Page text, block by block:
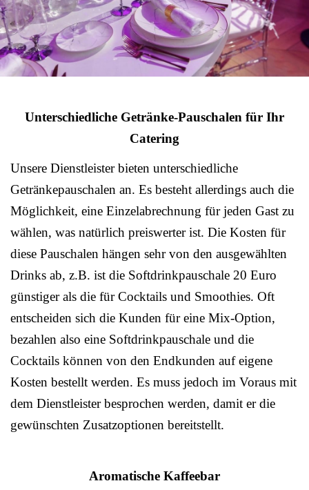
Unterschiedliche Getränke-Pauschalen für Ihr
Catering
Unsere Dienstleister bieten unterschiedliche
Getränkepauschalen an. Es besteht allerdings auch die
Möglichkeit, eine Einzelabrechnung für jeden Gast zu
wählen, was natürlich preiswerter ist. Die Kosten für
diese Pauschalen hängen sehr von den ausgewählten
Drinks ab, z.B. ist die Softdrinkpauschale 20 Euro
günstiger als die für Cocktails und Smoothies. Oft
entscheiden sich die Kunden für eine Mix-Option,
bezahlen also eine Softdrinkpauschale und die
Cocktails können von den Endkunden auf eigene
Kosten bestellt werden. Es muss jedoch im Voraus mit
dem Dienstleister besprochen werden, damit er die
gewünschten Zusatzoptionen bereitstellt.
Aromatische Kaffeebar